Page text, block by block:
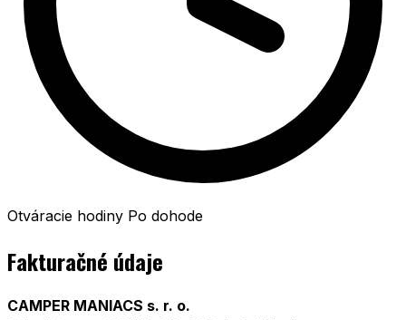
Otváracie hodiny Po dohode
Fakturačné údaje
CAMPER MANIACS s. r. o.